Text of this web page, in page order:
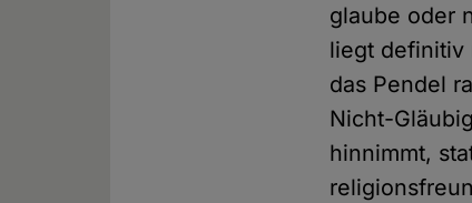
glaube oder
liegt definitiv
das Pendel
Nicht-
hinnimmt,